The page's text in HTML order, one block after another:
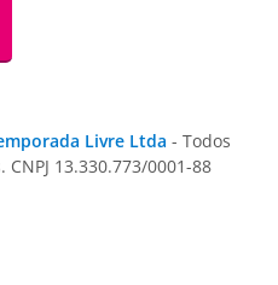
Livre Ltda - Todos
13.330.773/0001-88